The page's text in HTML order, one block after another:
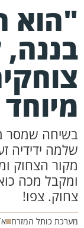
שמסר
ידידיה
הצחוק
מכה
צפו!
כותל המזרח א׳